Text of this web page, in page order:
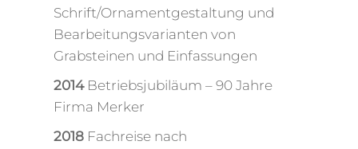
Schrift/Ornamentgestaltung und
Bearbeitungsvarianten von
Grabsteinen und Einfassungen
2014Betriebsjubiläum – 90 Jahre
Firma Merker
2018Fachreise nach